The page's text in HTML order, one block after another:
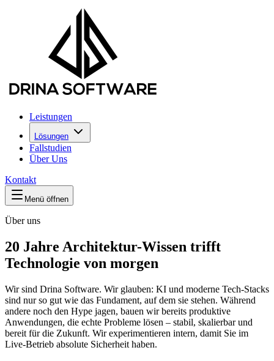
Leistungen
Lösungen
Fallstudien
Über Uns
Kontakt
Menü öffnen
Über uns
20 Jahre Architektur-Wissen trifft
Technologie von morgen
Wir sind Drina Software. Wir glauben: KI und moderne Tech-Stacks
sind nur so gut wie das Fundament, auf dem sie stehen. Während
andere noch den Hype jagen, bauen wir bereits produktive
Anwendungen, die echte Probleme lösen – stabil, skalierbar und
bereit für die Zukunft. Wir experimentieren intern, damit Sie im
Live-Betrieb absolute Sicherheit haben.